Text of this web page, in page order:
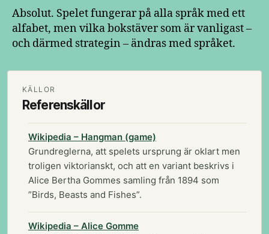
Absolut. Spelet fungerar på alla språk med ett
alfabet, men vilka bokstäver som är vanligast –
och därmed strategin – ändras med språket.
KÄLLOR
Referenskällor
Wikipedia – Hangman (game)
Grundreglerna, att spelets ursprung är oklart men
troligen viktorianskt, och att en variant beskrivs i
Alice Bertha Gommes samling från 1894 som
”Birds, Beasts and Fishes”.
Wikipedia – Alice Gomme